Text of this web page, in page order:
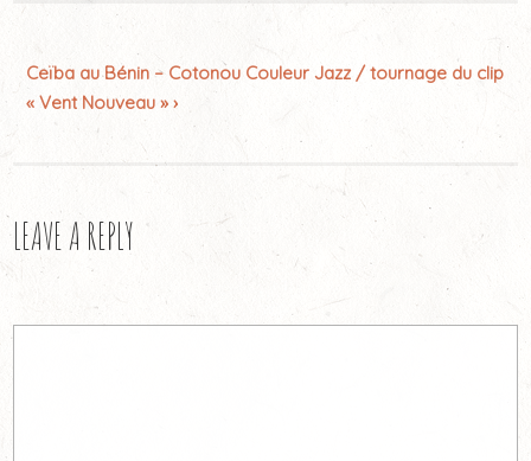
Ceïba au Bénin – Cotonou Couleur Jazz / tournage du clip
« Vent Nouveau » ›
LEAVE A REPLY